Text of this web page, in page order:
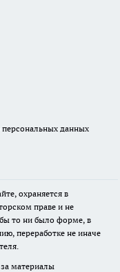
данных
охраняется в
праве и не
то ни было форме, в
переработке не иначе
за материалы